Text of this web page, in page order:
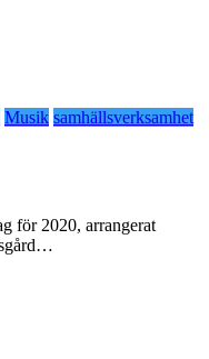
Musik samhällsverksamhet
för 2020, arrangerat